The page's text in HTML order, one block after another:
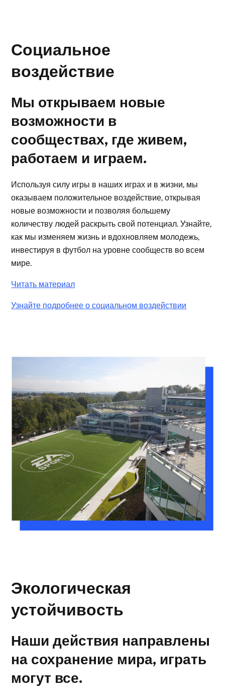
Социальное
воздействие
Мы открываем новые
возможности в
сообществах, где живем,
работаем и играем.
Используя силу игры в наших играх и в жизни, мы
оказываем положительное воздействие, открывая
новые возможности и позволяя большему
количеству людей раскрыть свой потенциал. Узнайте,
как мы изменяем жизнь и вдохновляем молодежь,
инвестируя в футбол на уровне сообществ во всем
мире.
Читать материал
Узнайте подробнее о социальном воздействии
Экологическая
устойчивость
Наши действия направлены
на сохранение мира, играть
могут все.